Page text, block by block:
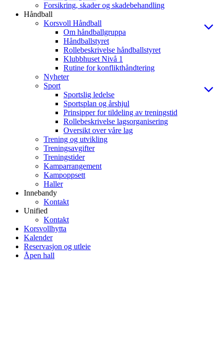
Forsikring, skader og skadebehandling
Håndball
Korsvoll Håndball
Om håndballgruppa
Håndballstyret
Rollebeskrivelse håndballstyret
Klubbhuset Nivå 1
Rutine for konflikthåndtering
Nyheter
Sport
Sportslig ledelse
Sportsplan og årshjul
Prinsipper for tildeling av treningstid
Rollebeskrivelse lagsorganisering
Oversikt over våre lag
Trening og utvikling
Treningsavgifter
Treningstider
Kamparrangement
Kampoppsett
Haller
Innebandy
Kontakt
Unified
Kontakt
Korsvollhytta
Kalender
Reservasjon og utleie
Åpen hall